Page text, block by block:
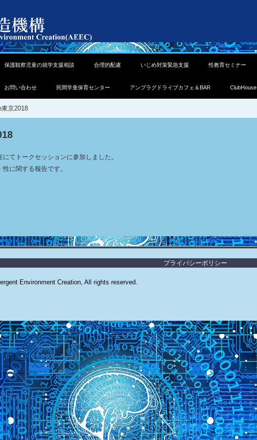
保護観察児童の就学支援相談 合理的配慮 いじめ対策緊急支援 性教育セミナー
お問い合わせ 民間学童保育センター アンプラグドライブカフェ＆BAR ClubHouse
京2018
てトークセッションに参加しました。
に関する報告です。
プライバシーポリシー
Environment Creation, All rights reserved.